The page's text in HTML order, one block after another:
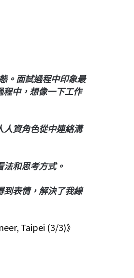
。面試過程中印象最
中，想像一下工作
人資角色從中連絡溝
和思考方式。
到表情，解決了我線
Taipei (3/3)》